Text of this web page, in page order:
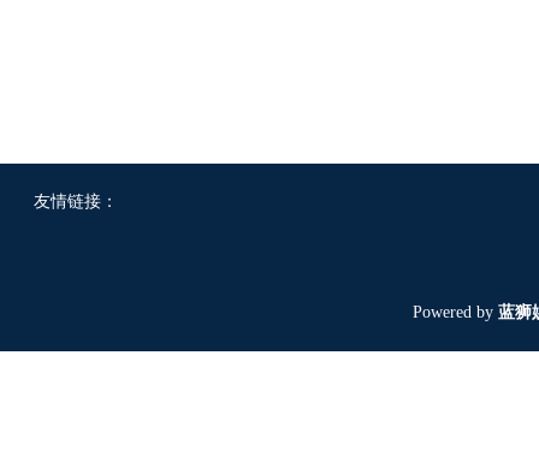
友情链接：
Powered by 蓝狮